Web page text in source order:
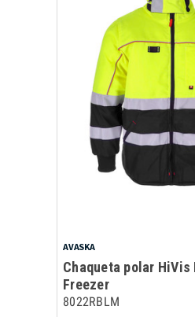
AVASKA
Chaqueta polar
Freezer
8022RBLM